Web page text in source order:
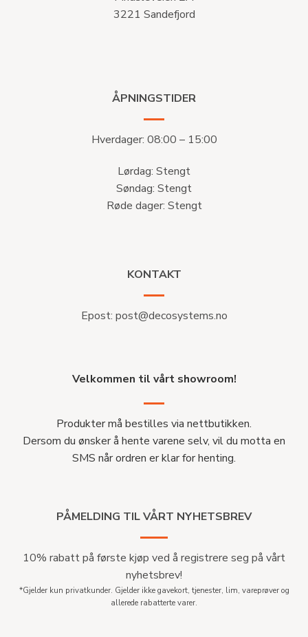
3221 Sandefjord
ÅPNINGSTIDER
Hverdager: 08:00 – 15:00
Lørdag: Stengt
Søndag: Stengt
Røde dager: Stengt
KONTAKT
Epost: post@decosystems.no
Velkommen til vårt showroom!
Produkter må bestilles via nettbutikken.
Dersom du ønsker å hente varene selv, vil du motta en
SMS når ordren er klar for henting.
PÅMELDING TIL VÅRT NYHETSBREV
10% rabatt på første kjøp ved å registrere seg på vårt
nyhetsbrev!
*Gjelder kun privatkunder. Gjelder ikke gavekort, tjenester, lim, vareprøver og
allerede rabatterte varer.